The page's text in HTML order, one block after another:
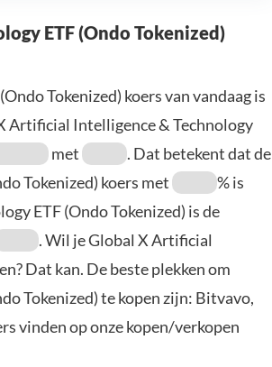
ETF (Ondo Tokenized)
Tokenized) koers van vandaag is
Artificial Intelligence & Technology
met
. Dat betekent dat de
Tokenized) koers met
% is
ETF (Ondo Tokenized) is de
. Wil je Global X Artificial
Dat kan. De beste plekken om
Tokenized) te kopen zijn: Bitvavo,
vinden op onze kopen/verkopen